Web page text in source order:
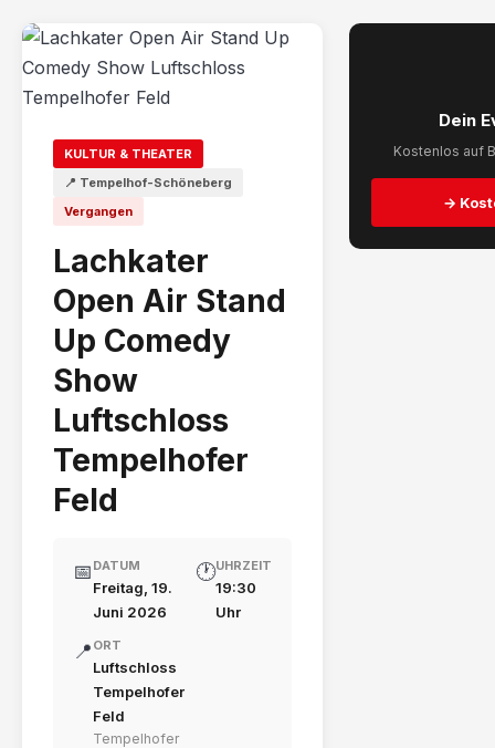
KULTUR & THEATER
📍 Tempelhof-Schöneberg
Vergangen
Lachkater
Open Air Stand
Up Comedy
Show
Luftschloss
Tempelhofer
Feld
📅 DATUM
Freitag, 19.
Juni 2026
🕐UHRZEIT
19:30
Uhr
📍 ORT
Luftschloss
Tempelhofer
Feld
Tempelhofer
Dein
Kostenlos auf
→